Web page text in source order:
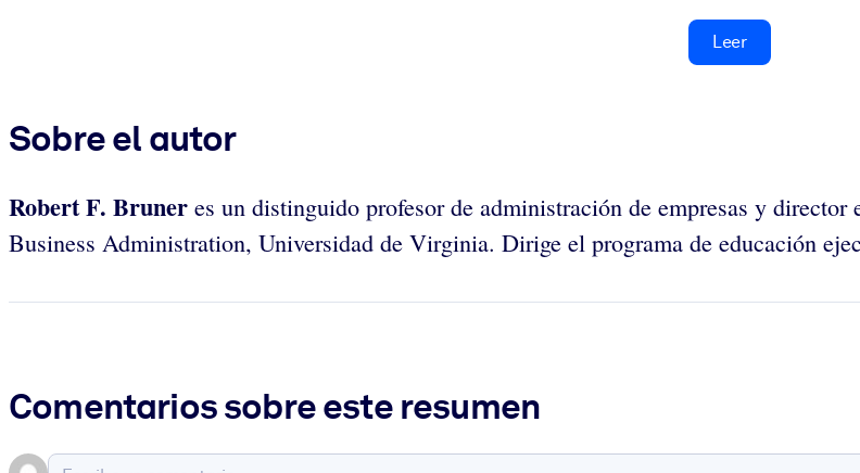
Leer
Sobre el autor
Robert F. Bruner es un distinguido profesor de administración de empresas y
Business Administration, Universidad de Virginia. Dirige el programa de educación
Comentarios sobre este resumen